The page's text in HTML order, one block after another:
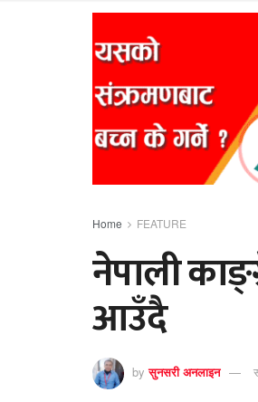
Home FEATURE
नेपाली
आउँदै
by सुनसरी अनलाइन